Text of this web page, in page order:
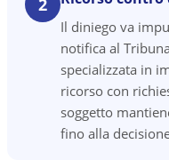
2
Il diniego va
notifica al
specializzata in
ricorso con
soggetto
fino alla